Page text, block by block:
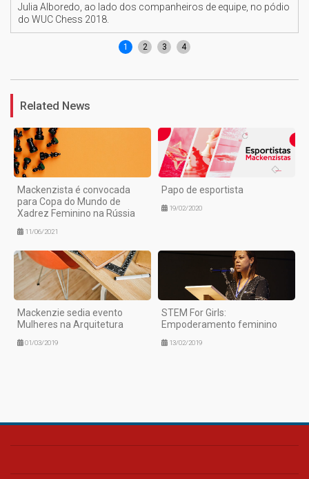
Julia Alboredo, ao lado dos companheiros de equipe, no pódio
do WUC Chess 2018.
1 2 3 4
Related News
Mackenzista é convocada
para Copa do Mundo de
Xadrez Feminino na Rússia
11/06/2021
Papo de esportista
19/02/2020
Mackenzie sedia evento
Mulheres na Arquitetura
01/03/2019
STEM For Girls:
Empoderamento feminino
13/02/2019